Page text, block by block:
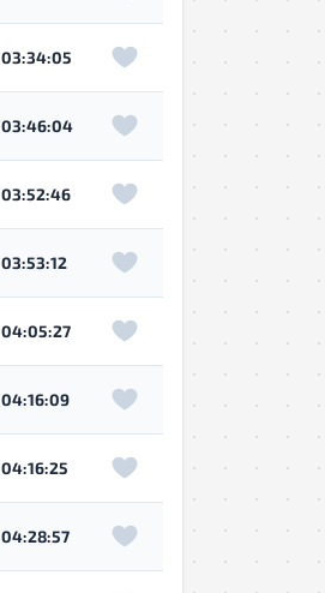
03:34:05
03:46:04
03:52:46
03:53:12
04:05:27
04:16:09
04:16:25
04:28:57